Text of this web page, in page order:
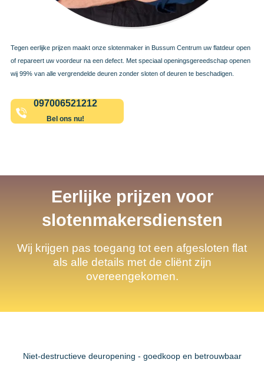
Tegen eerlijke prijzen maakt onze slotenmaker in Bussum Centrum uw flatdeur open
of repareert uw voordeur na een defect. Met speciaal openingsgereedschap openen
wij 99% van alle vergrendelde deuren zonder sloten of deuren te beschadigen.
097006521212
Bel ons nu!
Eerlijke prijzen voor
slotenmakersdiensten
Wij krijgen pas toegang tot een afgesloten flat
als alle details met de cliënt zijn
overeengekomen.
Niet-destructieve deuropening - goedkoop en betrouwbaar